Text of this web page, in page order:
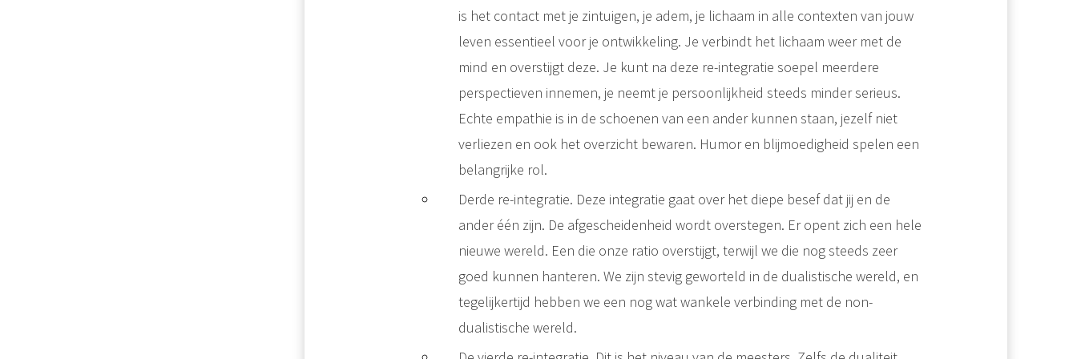
is het contact met je zintuigen, je adem, je lichaam in alle contexten van jouw
leven essentieel voor je ontwikkeling. Je verbindt het lichaam weer met de
mind en overstijgt deze. Je kunt na deze re-integratie soepel meerdere
perspectieven innemen, je neemt je persoonlijkheid steeds minder serieus.
Echte empathie is in de schoenen van een ander kunnen staan, jezelf niet
verliezen en ook het overzicht bewaren. Humor en blijmoedigheid spelen een
belangrijke rol.
Derde re-integratie. Deze integratie gaat over het diepe besef dat jij en de
ander één zijn. De afgescheidenheid wordt overstegen. Er opent zich een hele
nieuwe wereld. Een die onze ratio overstijgt, terwijl we die nog steeds zeer
goed kunnen hanteren. We zijn stevig geworteld in de dualistische wereld, en
tegelijkertijd hebben we een nog wat wankele verbinding met de non-
dualistische wereld.